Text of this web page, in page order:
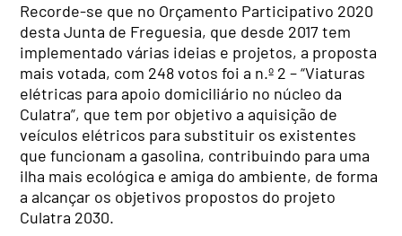
Recorde-se que no Orçamento Participativo 2020
desta Junta de Freguesia, que desde 2017 tem
implementado várias ideias e projetos,a proposta
mais votada, com 248 votos foi a n.º 2 – “Viaturas
elétricas para apoio domiciliário no núcleo da
Culatra”, que tem por objetivo a aquisição de
veículos elétricos para substituir os existentes
que funcionam a gasolina, contribuindo para uma
ilha mais ecológica e amiga do ambiente, de forma
a alcançar os objetivos propostos do projeto
Culatra 2030.